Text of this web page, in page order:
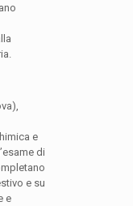
e
di
e su
e